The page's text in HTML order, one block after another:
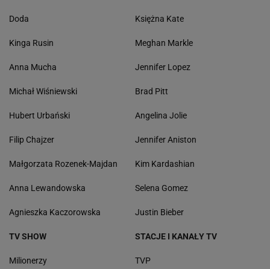
Doda
Kinga Rusin
Anna Mucha
Michał Wiśniewski
Hubert Urbański
Filip Chajzer
Małgorzata Rozenek-Majdan
Anna Lewandowska
Agnieszka Kaczorowska
Księżna Kate
Meghan Markle
Jennifer Lopez
Brad Pitt
Angelina Jolie
Jennifer Aniston
Kim Kardashian
Selena Gomez
Justin Bieber
TV SHOW
Milionerzy
STACJE I KANAŁY TV
TVP